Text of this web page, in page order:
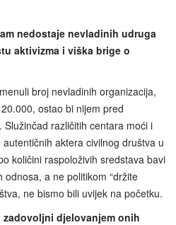
nedostaje nevladinih udruga
aktivizma i viška brige o
broj nevladinih organizacija,
ostao bi nijem pred
različitih centara moći i
aktera civilnog društva u
količini raspoloživih sredstava bavi
a ne politikom “držite
ne bismo bili uvijek na početku.
zadovoljni djelovanjem onih